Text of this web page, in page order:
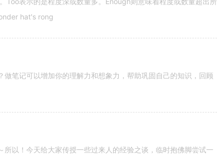
hat's rong
笔记可以增加你的理解力和想象力，帮助巩固自己的知识，回顾
以！今天给大家传授一些过来人的经验之谈，临时抱佛脚尝试一